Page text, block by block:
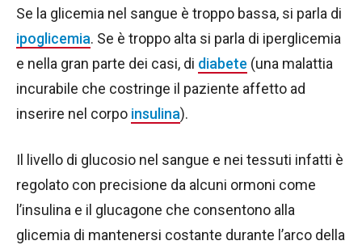
Se la glicemia nel sangue è troppo bassa, si parla di
ipoglicemia. Se è troppo alta si parla di iperglicemia
e nella gran parte dei casi, di diabete (una malattia
incurabile che costringe il paziente affetto ad
inserire nel corpo insulina).
Il livello di glucosio nel sangue e nei tessuti infatti è
regolato con precisione da alcuni ormoni come
l’insulina e il glucagone che consentono alla
glicemia di mantenersi costante durante l’arco della